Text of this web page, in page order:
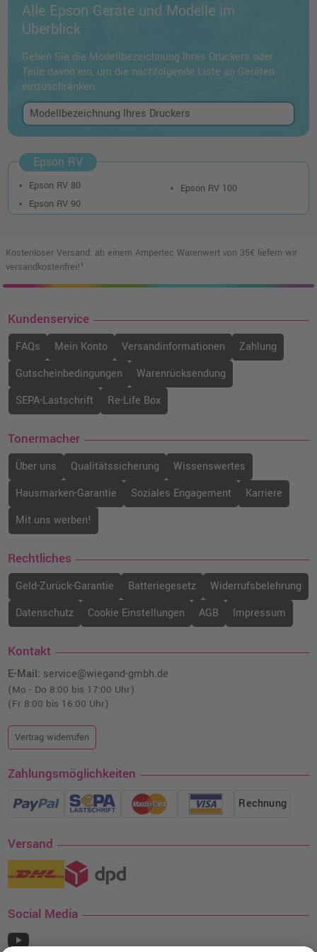
Alle Epson Geräte und Modelle im
Überblick
Geben Sie die Modellbezeichnung Ihres Druckers oder
Teile davon ein, um die nachfolgende Liste an Geräten
einzuschränken
Epson RV
Epson RV 80
Epson RV 90
Epson RV 100
Kostenloser Versand: ab einem Ampertec Warenwert von 35€ liefern wir
versandkostenfrei!¹
Kundenservice
FAQs Mein Konto Versandinformationen
Zahlung
Gutscheinbedingungen
Warenrücksendung
SEPA-Lastschrift
Re-Life Box
Tonermacher
Über uns Qualitätssicherung
Wissenswertes
Hausmarken-Garantie
Soziales Engagement
Karriere
Mit uns werben!
Rechtliches
Geld-Zurück-Garantie Batteriegesetz
Widerrufsbelehrung
Datenschutz
Cookie Einstellungen AGB Impressum
Kontakt
E-Mail: service@wiegand-gmbh.de
(Mo - Do 8:00 bis 17:00 Uhr)
(Fr 8:00 bis 16:00 Uhr)
Vertrag widerrufen
Zahlungsmöglichkeiten
Rechnung
Versand
Social Media